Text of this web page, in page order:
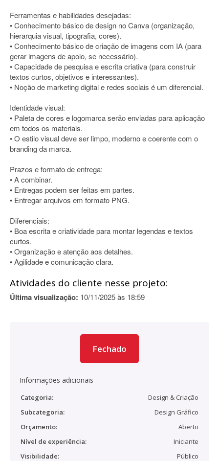
Ferramentas e habilidades desejadas:
• Conhecimento básico de design no Canva (organização,
hierarquia visual, tipografia, cores).
• Conhecimento básico de criação de imagens com IA (para
gerar imagens de apoio, se necessário).
• Capacidade de pesquisa e escrita criativa (para construir
textos curtos, objetivos e interessantes).
• Noção de marketing digital e redes sociais é um diferencial.
Identidade visual:
• Paleta de cores e logomarca serão enviadas para aplicação
em todos os materiais.
• O estilo visual deve ser limpo, moderno e coerente com o
branding da marca.
Prazos e formato de entrega:
• A combinar.
• Entregas podem ser feitas em partes.
• Entregar arquivos em formato PNG.
Diferenciais:
• Boa escrita e criatividade para montar legendas e textos
curtos.
• Organização e atenção aos detalhes.
• Agilidade e comunicação clara.
Atividades do cliente nesse projeto:
Última visualização: 10/11/2025 às 18:59
Fechado
Informações adicionais
Categoria:
Design & Criação
Subcategoria:
Design Gráfico
Orçamento:
Aberto
Nível de experiência:
Iniciante
Visibilidade:
Público